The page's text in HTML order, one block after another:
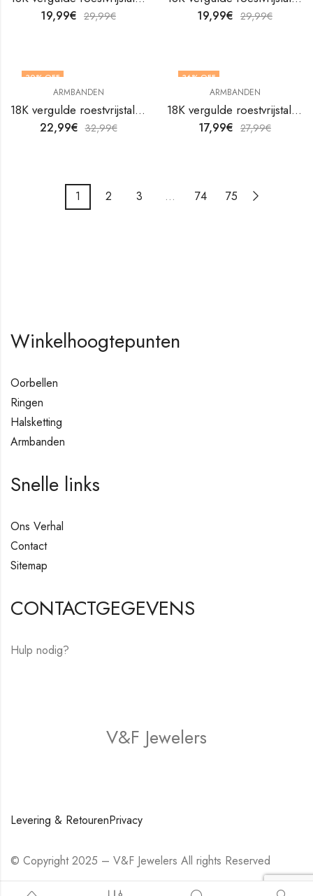
19,99€ 29,99€ 19,99€ 29,99€
30% OFF
ARMBANDEN
18K vergulde roestvrijstalen armband Bloem van V&F Juweliers
22,99€ 32,99€
36% OFF
ARMBANDEN
18K vergulde roestvrijstalen armband Flower Meadow van V&F Juweliers
17,99€ 27,99€
1 2 3 … 74 75
Winkelhoogtepunten
Oorbellen
Ringen
Halsketting
Armbanden
Snelle links
Ons Verhal
Contact
Sitemap
CONTACTGEGEVENS
Hulp nodig?
V&F Jewelers
Levering & RetourenPrivacy
© Copyright 2025 – V&F Jewelers All rights Reserved